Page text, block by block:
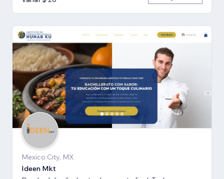
Mexico City, MX
Ideen Mkt